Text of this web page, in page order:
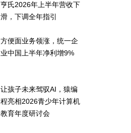
亨氏2026年上半年营收下
滑，下调全年指引
方便面业务领涨，统一企
业中国上半年净利增9%
让孩子未来驾驭AI，猿编
程亮相2026青少年计算机
教育年度研讨会